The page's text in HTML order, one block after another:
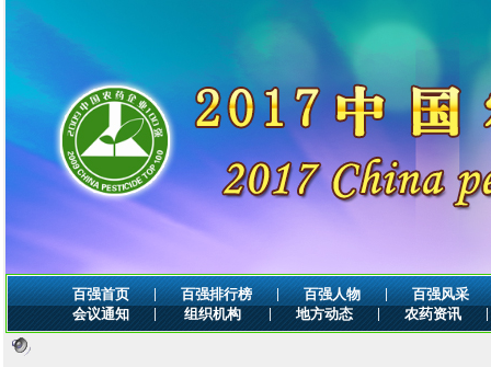
百强首页 | 百强排行榜 | 百强人物 |
百强风采
会议通知
| 组织机构 | 地方动态 | 农药资讯 |